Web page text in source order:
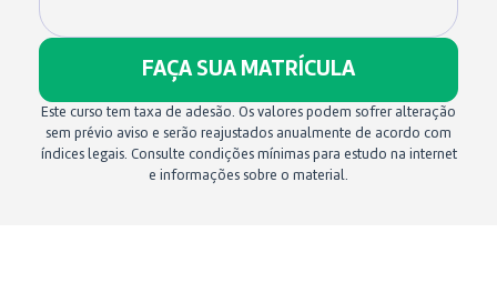
FAÇA SUA MATRÍCULA
Este curso tem taxa de adesão. Os valores podem sofrer alteração
sem prévio aviso e serão reajustados anualmente de acordo com
índices legais. Consulte condições mínimas para estudo na internet
e informações sobre o material.